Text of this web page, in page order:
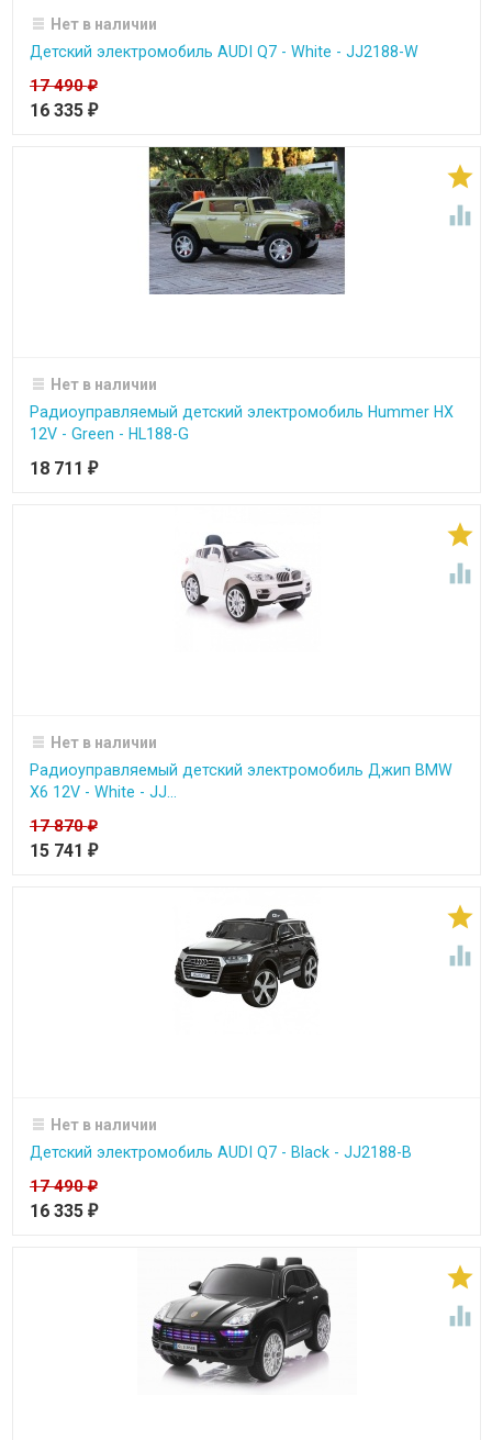
Нет в наличии
Детский электромобиль AUDI Q7 - White - JJ2188-W
17 490₽
16 335 ₽


Нет в наличии
Радиоуправляемый детский электромобиль Hummer HX
12V - Green - HL188-G
18 711 ₽


Нет в наличии
Радиоуправляемый детский электромобиль Джип BMW
X6 12V - White - JJ...
17 870₽
15 741 ₽


Нет в наличии
Детский электромобиль AUDI Q7 - Black - JJ2188-B
17 490₽
16 335 ₽

